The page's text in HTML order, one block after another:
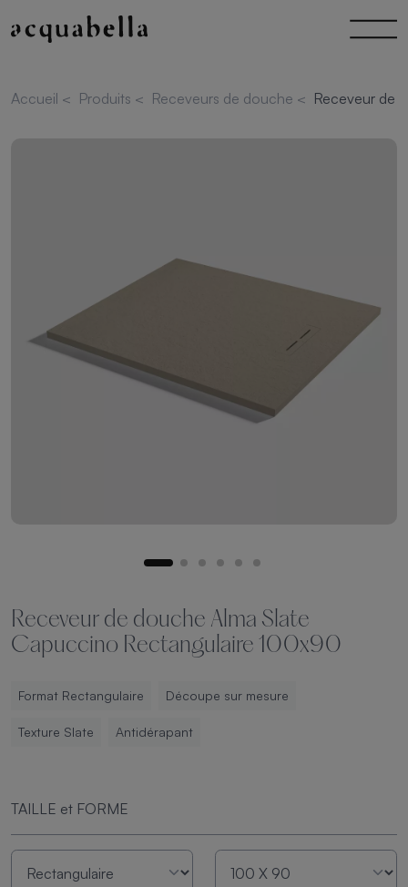
Accueil < Produits < Receveurs de douche < Receveur de
Receveur de douche Alma Slate
Capuccino Rectangulaire 100x90
Format Rectangulaire Découpe sur mesure
Texture Slate Antidérapant
TAILLE et FORME